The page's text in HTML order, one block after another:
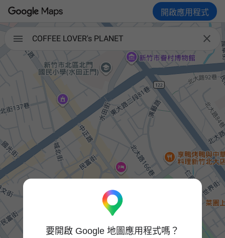
開啟應用程式
 
COFFEE LOVER's PLANET
要開啟 Google 地圖應用程式嗎？